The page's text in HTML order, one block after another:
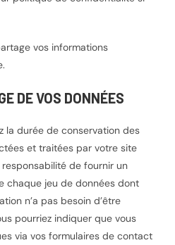
vos informations
DE VOS DONNÉES
la durée de conservation des
et traitées par votre site
de fournir un
chaque jeu de données dont
n’a pas besoin d’être
pourriez indiquer que vous
via vos formulaires de contact